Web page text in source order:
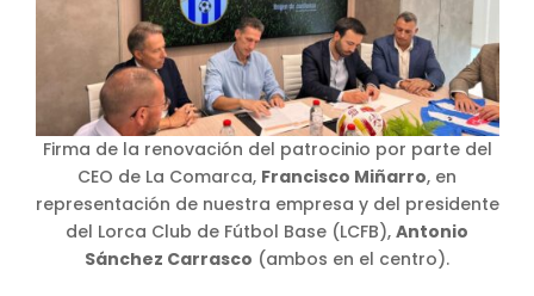
Firma de la renovación del patrocinio por parte del
CEO de La Comarca, Francisco Miñarro, en
representación de nuestra empresa y del presidente
del Lorca Club de Fútbol Base (LCFB), Antonio
Sánchez Carrasco (ambos en el centro).